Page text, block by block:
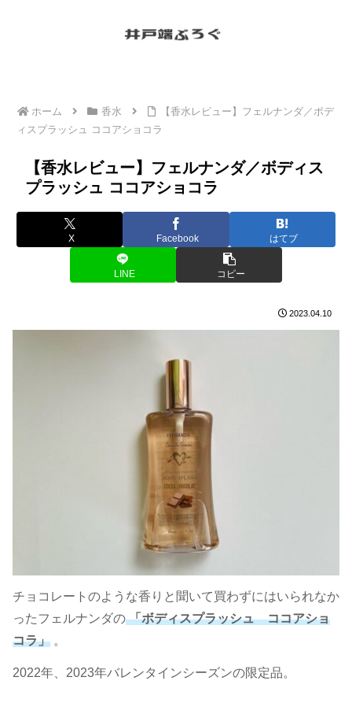
ホーム 香水
【香水レビュー】フェルナンダ／ボデ
ィスプラッシュ ココアショコラ
【香水レビュー】フェルナンダ／ボディス
プラッシュ ココアショコラ
X Facebook はてブ
LINE コピー
2023.04.10
チョコレートのような香りと聞いて買わずにはいられなか
ったフェルナンダの「ボディスプラッシュ ココアショ
コラ」 。
2022年、2023年バレンタインシーズンの限定品。